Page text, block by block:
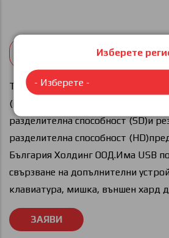
Изберете
60,00 € (117.35
TVIP (STB) са проектирани да
(цифрова телевизия през IP) със
разделителна способност (SD)и
разделителна способност
България Холдинг ООД.Има USB
свързване на допълнителни
клавиатура, мишка, външен хард